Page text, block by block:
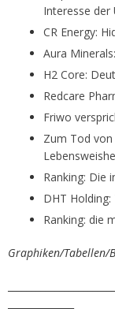
Interesse der
CR Energy:
Aura
H2 Core:
Redcare
Friwo
Zum Tod von
Ranking: Die
DHT
Ranking: die
Graphiken/Tabellen/